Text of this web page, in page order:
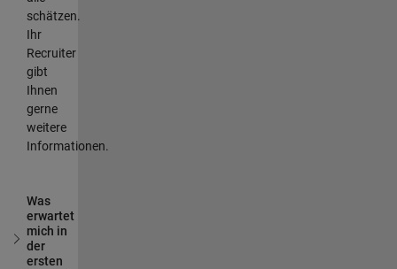
schätzen.
Ihr
Recruiter
gibt
Ihnen
gerne
weitere
Informationen.
Was
erwartet
mich in
der
ersten